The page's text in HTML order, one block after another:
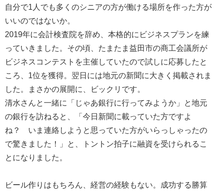
自分で1人でも多くのシニアの方が働ける場所を作った方が
いいのではないか。
2019年に会計検査院を辞め、本格的にビジネスプランを練
っていきました。その頃、たまたま益田市の商工会議所が
ビジネスコンテストを主催していたので試しに応募したと
ころ、1位を獲得。翌日には地元の新聞に大きく掲載されま
した。まさかの展開に、ビックリです。
清水さんと一緒に「じゃあ銀行に行ってみようか」と地元
の銀行を訪ねると、「今日新聞に載っていた方ですよ
ね？ いま連絡しようと思っていた方がいらっしゃったの
で驚きました！」と、トントン拍子に融資を受けられるこ
とになりました。
ビール作りはもちろん、経営の経験もない。成功する勝算